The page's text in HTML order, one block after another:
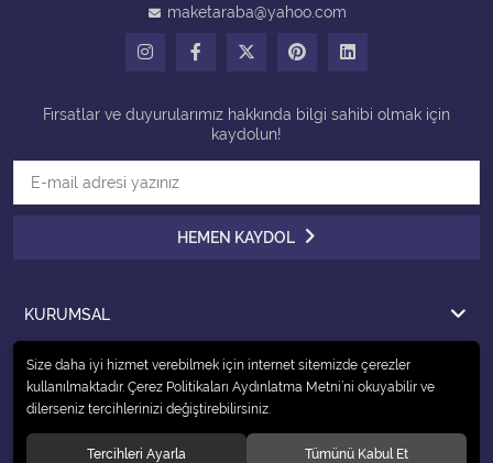
Tüm Kategorileri Gör
maketaraba@yahoo.com
Fırsatlar ve duyurularımız hakkında bilgi sahibi olmak için
kaydolun!
HEMEN KAYDOL
KURUMSAL
ÖDEME
İLETİŞİM
Size daha iyi hizmet verebilmek için internet sitemizde çerezler
kullanılmaktadır. Çerez Politikaları Aydınlatma Metni’ni okuyabilir ve
dilerseniz tercihlerinizi değiştirebilirsiniz.
Tercihleri Ayarla Tümünü Kabul Et